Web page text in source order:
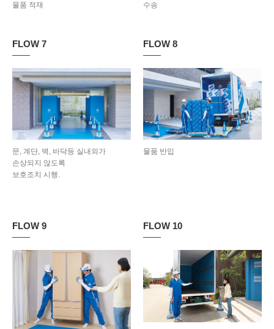
물품 적재 수송
FLOW 7
문, 계단, 벽, 바닥등 실내외가
손상되지 않도록
보호조치 시행.
FLOW 8
물품 반입
FLOW 9 FLOW 10